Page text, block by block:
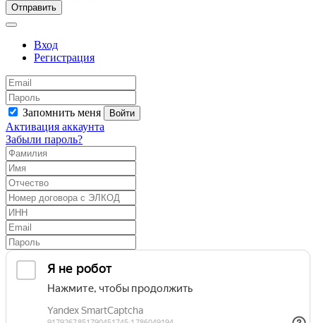
Отправить
Вход
Регистрация
Запомнить меня Войти
Активация аккаунта
Забыли пароль?